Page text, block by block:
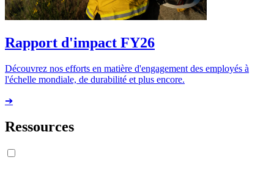
Rapport d'impact FY26
Découvrez nos efforts en matière d'engagement des employés à
l'échelle mondiale, de durabilité et plus encore.
➔
Ressources